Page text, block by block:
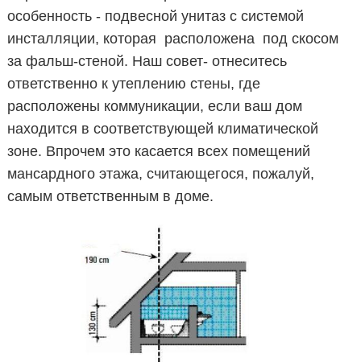
особенность - подвесной унитаз с системой
инсталляции, которая расположена под скосом
за фальш-стеной. Наш совет- отнеситесь
ответственно к утеплению стены, где
расположены коммуникации, если ваш дом
находится в соответствующей климатической
зоне. Впрочем это касается всех помещений
мансардного этажа, считающегося, пожалуй,
самым ответственным в доме.